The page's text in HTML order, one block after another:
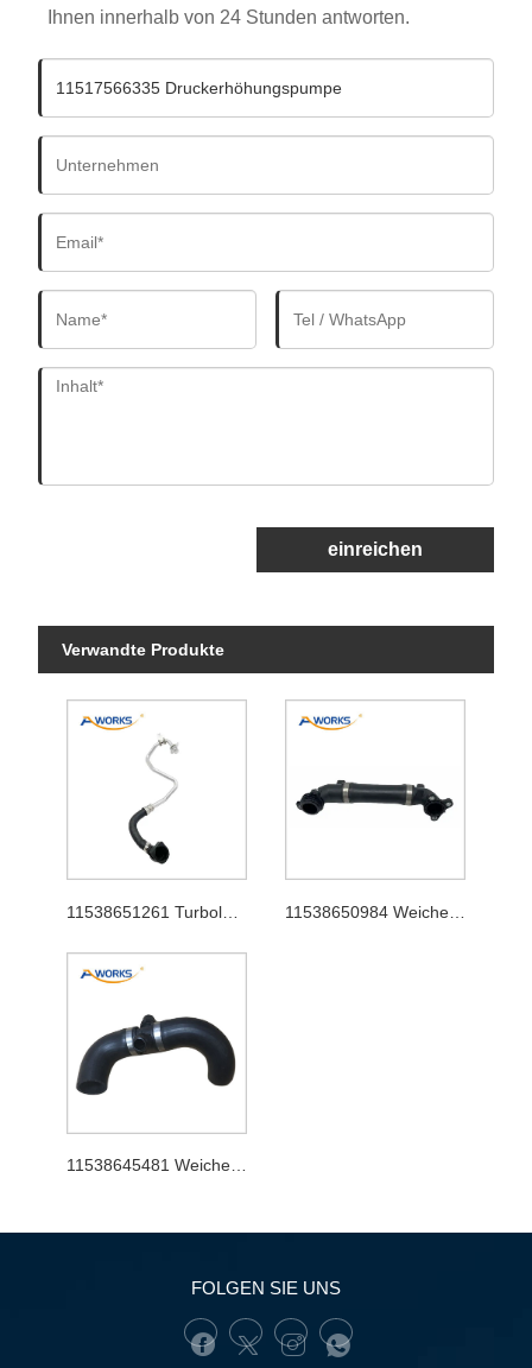
Ihnen innerhalb von 24 Stunden antworten.
einreichen
Verwandte Produkte
11538651261 Turboladerschlauch 11538650984 Weicher Schlauch
11538645481 Weicher Schlauch
FOLGEN SIE UNS